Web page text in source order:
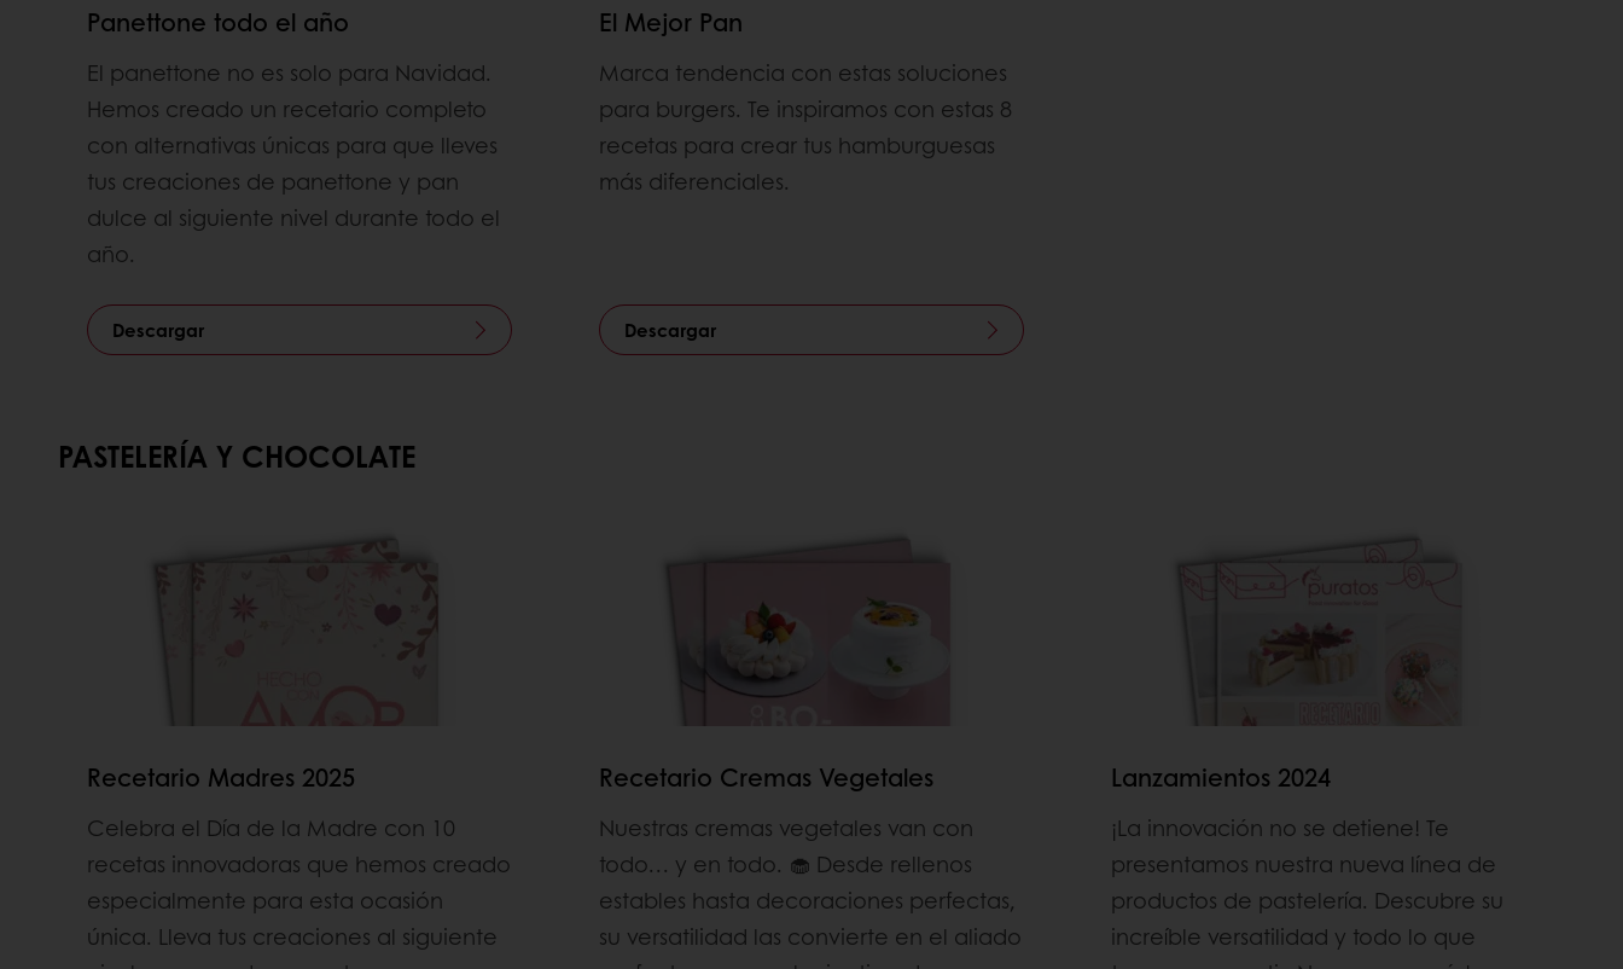
Panettone todo el año
El panettone no es solo para Navidad.
Hemos creado un recetario completo
con alternativas únicas para que lleves
tus creaciones de panettone y pan
dulce al siguiente nivel durante todo el
año.
Descargar
El Mejor Pan
Marca tendencia con estas soluciones
para burgers. Te inspiramos con estas 8
recetas para crear tus hamburguesas
más diferenciales.
Descargar
PASTELERÍA Y CHOCOLATE
Recetario Madres 2025
Celebra el Día de la Madre con 10
recetas innovadoras que hemos creado
especialmente para esta ocasión
única. Lleva tus creaciones al siguiente
Recetario Cremas Vegetales
Nuestras cremas vegetales van con
todo… y en todo. 🧁 Desde rellenos
estables hasta decoraciones perfectas,
su versatilidad las convierte en el aliado
Lanzamientos 2024
¡La innovación no se detiene! Te
presentamos nuestra nueva línea de
productos de pastelería. Descubre su
increíble versatilidad y todo lo que